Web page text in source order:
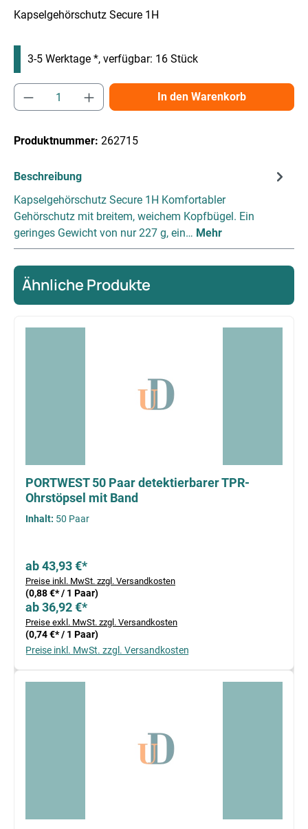
Kapselgehörschutz Secure 1H
3-5 Werktage *, verfügbar: 16 Stück
Produkt Anzahl: Gib den gewünschten
In den Warenkorb
Produktnummer: 262715
Beschreibung
Kapselgehörschutz Secure 1H Komfortabler
Gehörschutz mit breitem, weichem Kopfbügel. Ein
geringes Gewicht von nur 227 g, ein… Mehr
Ähnliche Produkte
PORTWEST 50 Paar detektierbarer TPR-
Ohrstöpsel mit Band
Inhalt: 50 Paar
ab 43,93 €*
Preise inkl. MwSt. zzgl. Versandkosten
(0,88 €* / 1 Paar)
ab 36,92 €*
Preise exkl. MwSt. zzgl. Versandkosten
(0,74 €* / 1 Paar)
Preise inkl. MwSt. zzgl. Versandkosten